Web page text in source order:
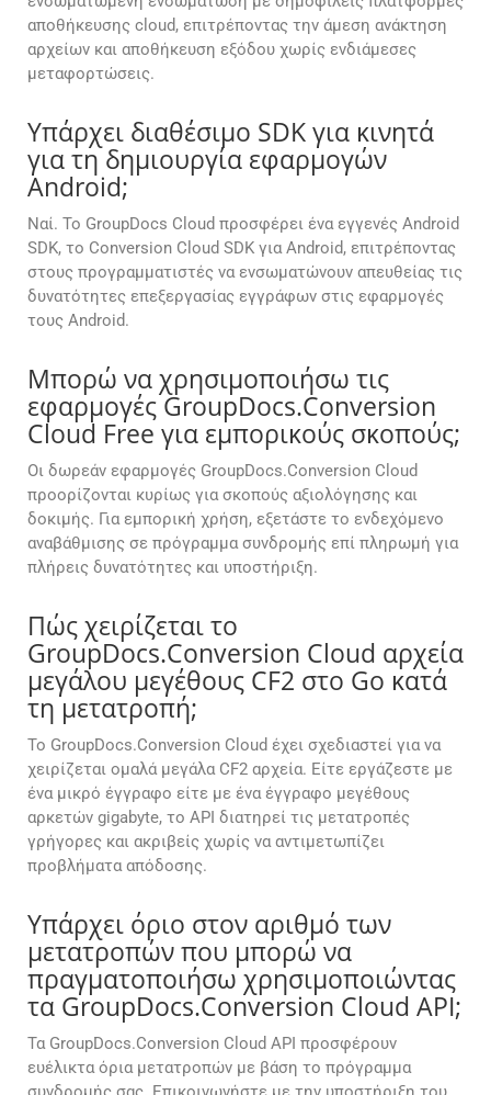
αποθήκευσης cloud, επιτρέποντας την άμεση ανάκτηση
αρχείων και αποθήκευση εξόδου χωρίς ενδιάμεσες
μεταφορτώσεις.
Υπάρχει διαθέσιμο SDK για κινητά
για τη δημιουργία εφαρμογών
Android;
Ναί. Το GroupDocs Cloud προσφέρει ένα εγγενές Android
SDK, το Conversion Cloud SDK για Android, επιτρέποντας
στους προγραμματιστές να ενσωματώνουν απευθείας τις
δυνατότητες επεξεργασίας εγγράφων στις εφαρμογές
τους Android.
Μπορώ να χρησιμοποιήσω τις
εφαρμογές GroupDocs.Conversion
Cloud Free για εμπορικούς σκοπούς;
Οι δωρεάν εφαρμογές GroupDocs.Conversion Cloud
προορίζονται κυρίως για σκοπούς αξιολόγησης και
δοκιμής. Για εμπορική χρήση, εξετάστε το ενδεχόμενο
αναβάθμισης σε πρόγραμμα συνδρομής επί πληρωμή για
πλήρεις δυνατότητες και υποστήριξη.
Πώς χειρίζεται το
GroupDocs.Conversion Cloud αρχεία
μεγάλου μεγέθους CF2 στο Go κατά
τη μετατροπή;
Το GroupDocs.Conversion Cloud έχει σχεδιαστεί για να
χειρίζεται ομαλά μεγάλα CF2 αρχεία. Είτε εργάζεστε με
ένα μικρό έγγραφο είτε με ένα έγγραφο μεγέθους
αρκετών gigabyte, το API διατηρεί τις μετατροπές
γρήγορες και ακριβείς χωρίς να αντιμετωπίζει
προβλήματα απόδοσης.
Υπάρχει όριο στον αριθμό των
μετατροπών που μπορώ να
πραγματοποιήσω χρησιμοποιώντας
τα GroupDocs.Conversion Cloud API;
Τα GroupDocs.Conversion Cloud API προσφέρουν
ευέλικτα όρια μετατροπών με βάση το πρόγραμμα